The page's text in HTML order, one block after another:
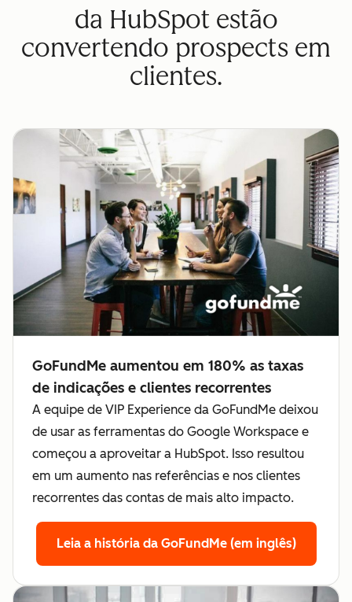
da HubSpot estão
convertendo prospects em
clientes.
GoFundMe aumentou em 180% as taxas
de indicações e clientes recorrentes
A equipe de VIP Experience da GoFundMe deixou
de usar as ferramentas do Google Workspace e
começou a aproveitar a HubSpot. Isso resultou
em um aumento nas referências e nos clientes
recorrentes das contas de mais alto impacto.
Leia a história da GoFundMe (em inglês)